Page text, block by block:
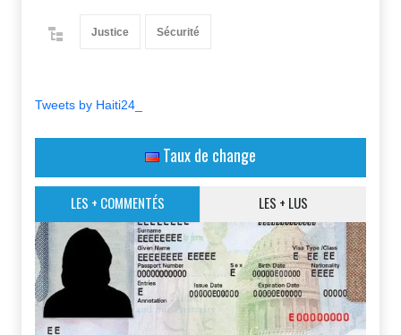
Justice Sécurité
Tweets by Haiti24_
Taux de change
LES + COMMENTÉS LES + LUS